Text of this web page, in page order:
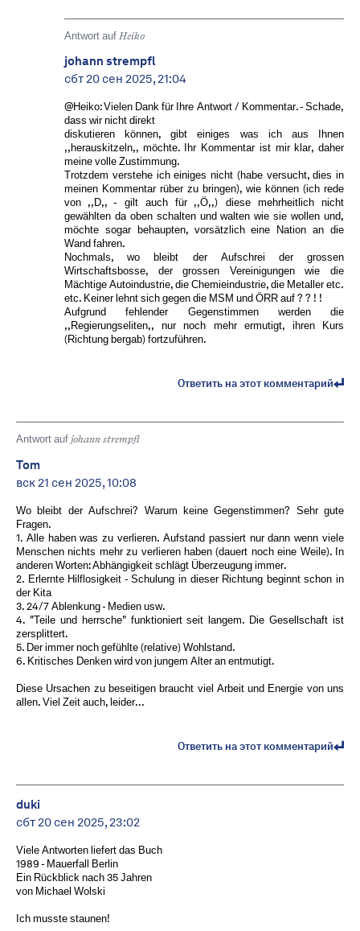
Antwort auf Heiko
johann strempfl
сбт 20 сен 2025, 21:04
@Heiko: Vielen Dank für Ihre Antwort / Kommentar. - Schade,
dass wir nicht direkt
diskutieren können, gibt einiges was ich aus Ihnen
,,herauskitzeln,, möchte. Ihr Kommentar ist mir klar, daher
meine volle Zustimmung.
Trotzdem verstehe ich einiges nicht (habe versucht, dies in
meinen Kommentar rüber zu bringen), wie können (ich rede
von ,,D,, - gilt auch für ,,Ö,,) diese mehrheitlich nicht
gewählten da oben schalten und walten wie sie wollen und,
möchte sogar behaupten, vorsätzlich eine Nation an die
Wand fahren.
Nochmals, wo bleibt der Aufschrei der grossen
Wirtschaftsbosse, der grossen Vereinigungen wie die
Mächtige Autoindustrie, die Chemieindustrie, die Metaller etc.
etc. Keiner lehnt sich gegen die MSM und ÖRR auf ? ? ! !
Aufgrund fehlender Gegenstimmen werden die
,,Regierungseliten,, nur noch mehr ermutigt, ihren Kurs
(Richtung bergab) fortzuführen.
Ответить на этот комментарий
Antwort auf johann strempfl
Tom
вск 21 сен 2025, 10:08
Wo bleibt der Aufschrei? Warum keine Gegenstimmen? Sehr gute
Fragen.
1. Alle haben was zu verlieren. Aufstand passiert nur dann wenn viele
Menschen nichts mehr zu verlieren haben (dauert noch eine Weile). In
anderen Worten: Abhängigkeit schlägt Überzeugung immer.
2. Erlernte Hilflosigkeit - Schulung in dieser Richtung beginnt schon in
der Kita
3. 24/7 Ablenkung - Medien usw.
4. "Teile und herrsche" funktioniert seit langem. Die Gesellschaft ist
zersplittert.
5. Der immer noch gefühlte (relative) Wohlstand.
6. Kritisches Denken wird von jungem Alter an entmutigt.
Diese Ursachen zu beseitigen braucht viel Arbeit und Energie von uns
allen. Viel Zeit auch, leider...
Ответить на этот комментарий
duki
сбт 20 сен 2025, 23:02
Viele Antworten liefert das Buch
1989 - Mauerfall Berlin
Ein Rückblick nach 35 Jahren
von Michael Wolski
Ich musste staunen!